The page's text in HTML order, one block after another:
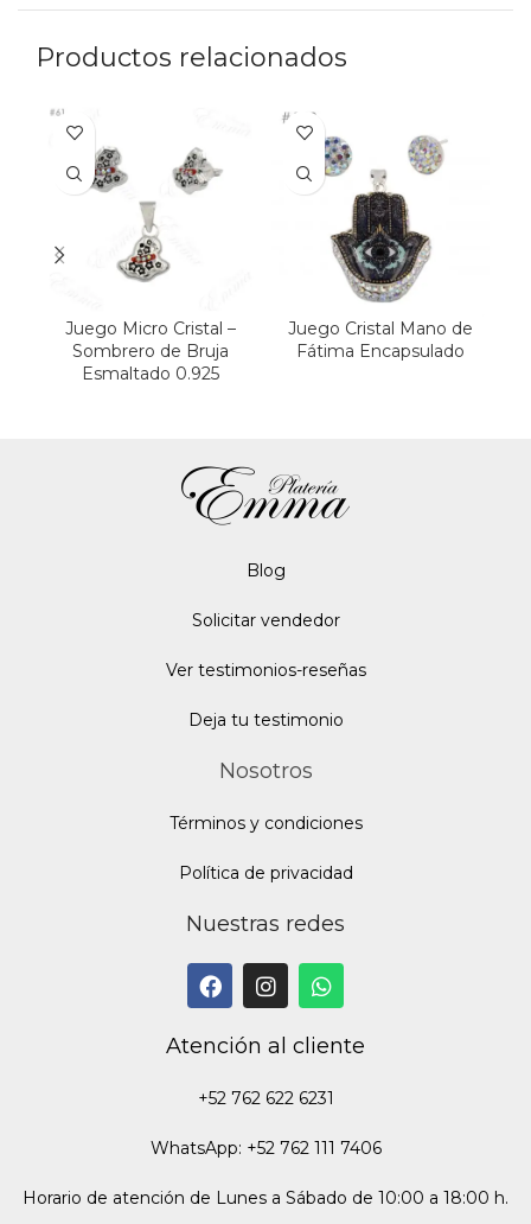
Productos relacionados
Juego Micro Cristal –
Sombrero de Bruja
Esmaltado 0.925
Juego Cristal Mano de
Fátima Encapsulado
Blog
Solicitar vendedor
Ver testimonios-reseñas
Deja tu testimonio
Nosotros
Términos y condiciones
Política de privacidad
Nuestras redes
Atención al cliente
+52 762 622 6231
WhatsApp: +52 762 111 7406
Horario de atención de Lunes a Sábado de 10:00 a 18:00 h.